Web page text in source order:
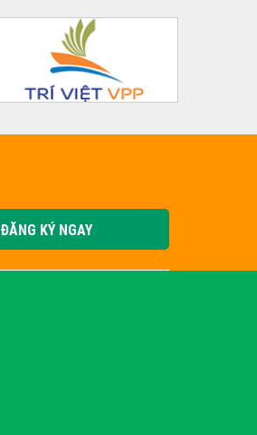
ĐĂNG KÝ NGAY